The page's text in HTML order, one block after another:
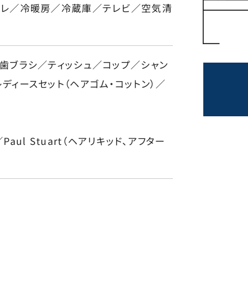
レ／冷暖房／冷蔵庫／テレビ／空気清
ブラシ／ティッシュ／コップ／シャン
ースセット（ヘアゴム・コットン）／
Paul Stuart（ヘアリキッド、アフター